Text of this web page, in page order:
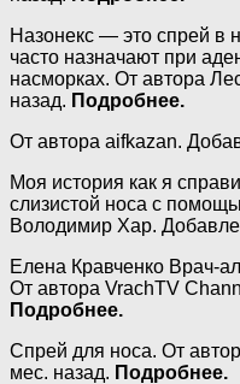
Назонекс — это спрей в
часто назначают при
насморках. От автора
назад. Подробнее.
От автора aifkazan.
Моя история как я
слизистой носа с
Володимир Хар.
Елена Кравченко Врач-
От автора VrachTV
Подробнее.
Спрей для носа. От
мес. назад. Подробнее.